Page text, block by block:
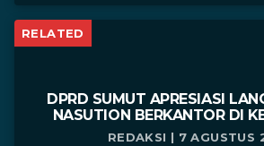
RELATED
DPRD SUMUT APRESIASI
NASUTION BERKANTOR DI
REDAKSI | 7 AGUSTUS